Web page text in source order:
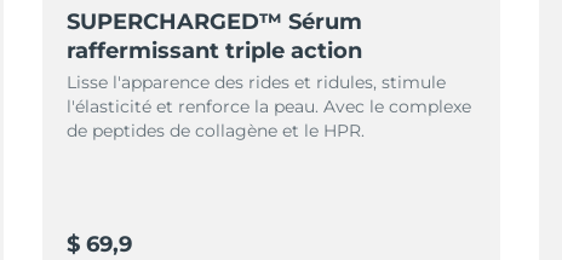
SUPERCHARGED™ Sérum
raffermissant triple action
Lisse l'apparence des rides et ridules, stimule
l'élasticité et renforce la peau. Avec le complexe
de peptides de collagène et le HPR.
$ 69,9